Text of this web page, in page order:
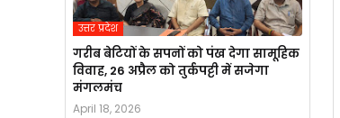
उत्तर प्रदेश
गरीब बेटियों के सपनों को पंख देगा सामूहिक
विवाह, 26 अप्रैल को तुर्कपट्टी में सजेगा
मंगलमंच
April 18, 2026